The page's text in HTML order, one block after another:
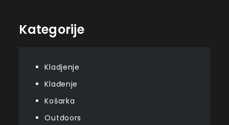
Kategorije
Kladjenje
Klađenje
Košarka
Outdoors